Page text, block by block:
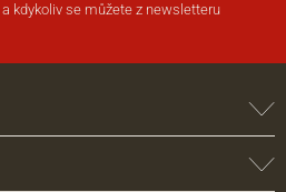
a kdykoliv se můžete z newsletteru